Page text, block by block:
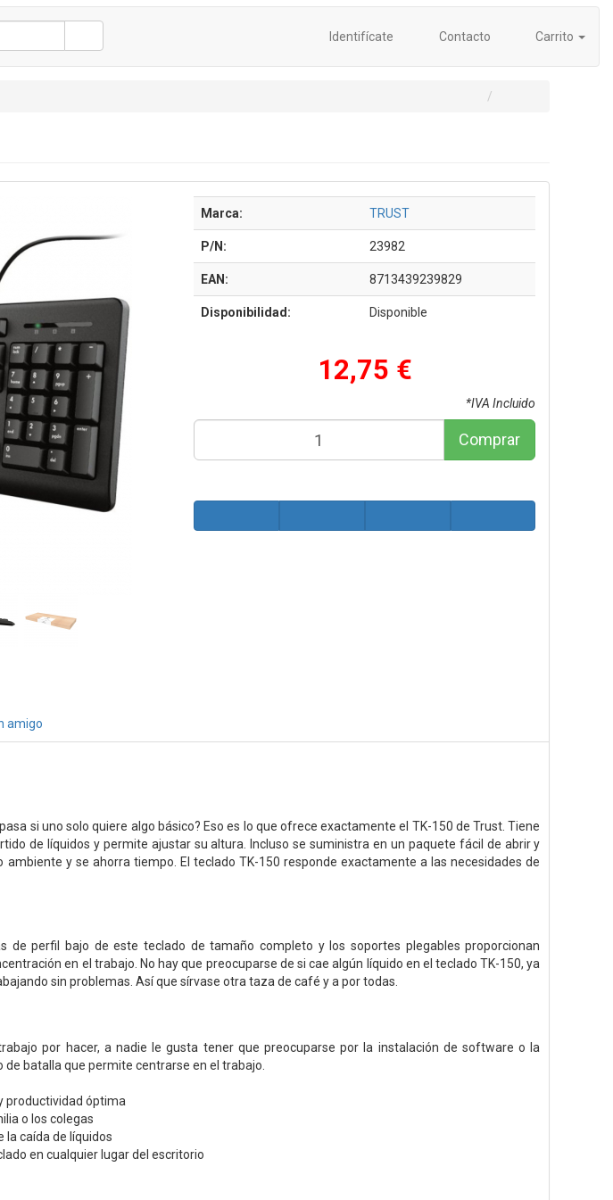
Identifícate Contacto Carrito
Marca: TRUST
P/N: 23982
EAN: 8713439239829
Disponibilidad: Disponible
12,75 €
*IVA Incluido
Comprar
amigo
si uno solo quiere algo básico? Eso es lo que ofrece exactamente el TK-150 de Trust. Tiene
de líquidos y permite ajustar su altura. Incluso se suministra en un paquete fácil de abrir y
y se ahorra tiempo. El teclado TK-150 responde exactamente a las necesidades de
de perfil bajo de este teclado de tamaño completo y los soportes plegables proporcionan
en el trabajo. No hay que preocuparse de si cae algún líquido en el teclado TK-150, ya
sin problemas. Así que sírvase otra taza de café y a por todas.
por hacer, a nadie le gusta tener que preocuparse por la instalación de software o la
de batalla que permite centrarse en el trabajo.
productividad óptima
o los colegas
la caída de líquidos
en cualquier lugar del escritorio